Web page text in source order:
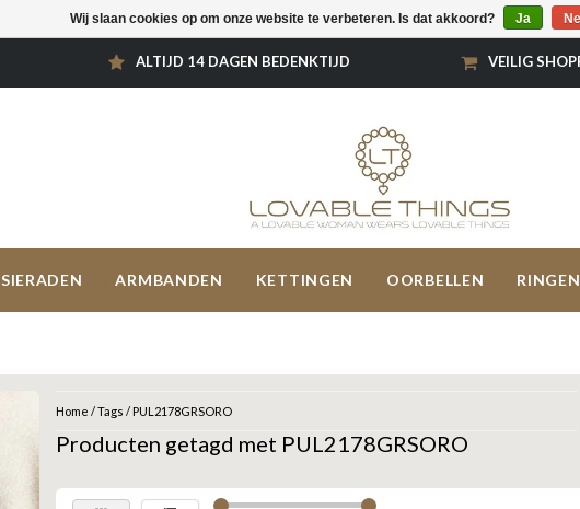
ALTIJD 14 DAGEN BEDENKTIJD VEILIG
SIERADEN ARMBANDEN KETTINGEN OORBELLEN RINGEN
Home /Tags / PUL2178GRSORO
Producten getagd met PUL2178GRSORO
Wij slaan cookies op om onze website te verbeteren. Is dat akkoord? Ja